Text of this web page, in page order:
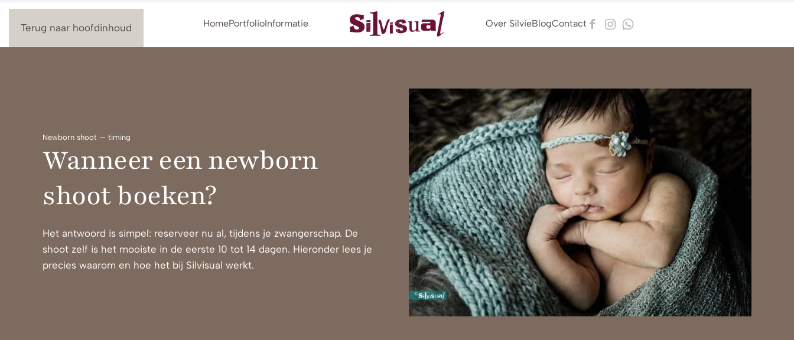
Terug naar hoofdinhoud HomePortfolioInformatie Over SilvieBlogContact
Newborn shoot — timing
Wanneer een newborn
shoot boeken?
Het antwoord is simpel: reserveer nu al, tijdens je zwangerschap. De
shoot zelf is het mooiste in de eerste 10 tot 14 dagen. Hieronder lees je
precies waarom en hoe het bij Silvisual werkt.